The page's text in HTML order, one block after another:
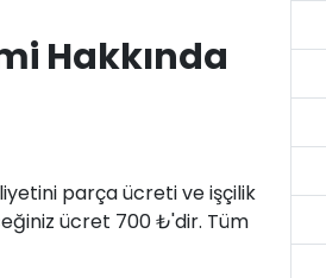
Hakkında
parça ücreti ve işçilik
ücret 700 ₺'dir. Tüm